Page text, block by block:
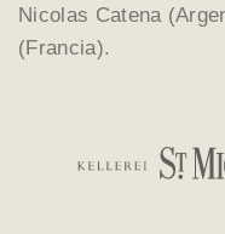
Nicolas Catena
(Francia).